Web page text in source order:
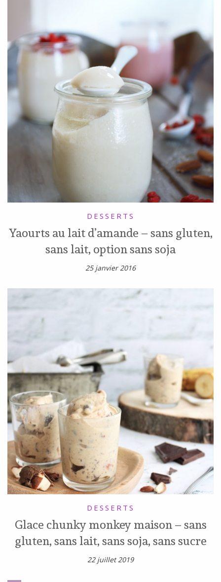
DESSERTS
Yaourts au lait d’amande – sans gluten,
sans lait, option sans soja
25 janvier 2016
DESSERTS
Glace chunky monkey maison – sans
gluten, sans lait, sans soja, sans sucre
22 juillet 2019